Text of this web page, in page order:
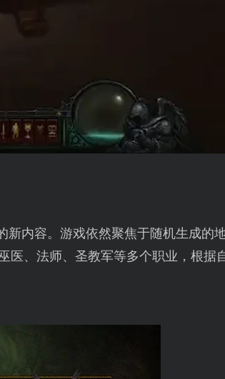
内容。游戏依然聚焦于随机生成的
医、法师、圣教军等多个职业，根据